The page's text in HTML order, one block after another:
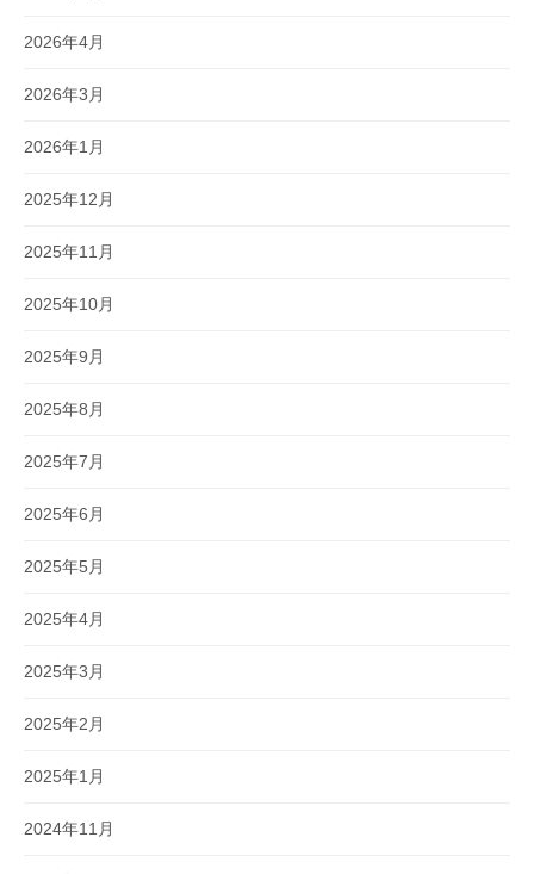
2026年4月
2026年3月
2026年1月
2025年12月
2025年11月
2025年10月
2025年9月
2025年8月
2025年7月
2025年6月
2025年5月
2025年4月
2025年3月
2025年2月
2025年1月
2024年11月